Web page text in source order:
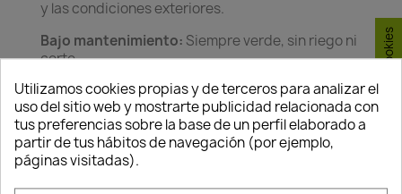
y las condiciones exteriores.
Bajo mantenimiento: Siempre verde, sin riego ni
corte.
Características destacadas
Puntadas:18 puntadas cada 10 cm.
Aspecto natural:Diseño que reproduce la
apariencia del césped natural durante todo el
año.
Utilizamos cookies propias y de terceros para analizar el
uso del sitio web y mostrarte publicidad relacionada con
tus preferencias sobre la base de un perfil elaborado a
partir de tus hábitos de navegación (por ejemplo,
páginas visitadas).
Consentimiento de cookies